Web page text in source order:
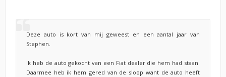
Deze auto is kort van mij geweest en een aantal jaar van
Stephen.
Ik heb de auto gekocht van een Fiat dealer die hem had staan.
Daarmee heb ik hem gered van de sloop want de auto heeft